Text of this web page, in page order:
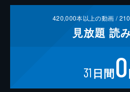
420,000本以上の動画 /210
見放題 読
31 日間0